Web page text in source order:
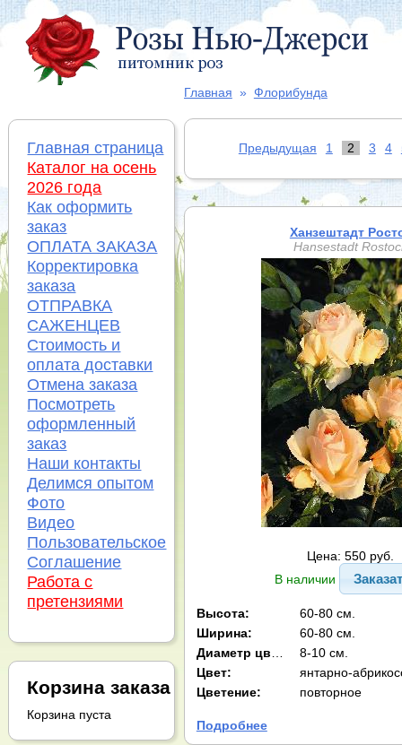
Главная » Флорибунда
Предыдущая 1 2 3 4
Ханзештадт
Hansestadt
Цена: 550 руб.
В наличии
Высота:
60-80 см.
Ширина:
60-80 см.
Диаметр цв-ка:
8-10 см.
Цвет:
янтарно-
Цветение:
повторное
Подробнее
Главная страница
Каталог на осень
2026 года
Как оформить
заказ
ОПЛАТА ЗАКАЗА
Корректировка
заказа
ОТПРАВКА
САЖЕНЦЕВ
Стоимость и
оплата доставки
Отмена заказа
Посмотреть
оформленный
заказ
Наши контакты
Делимся опытом
Фото
Видео
Пользовательское
Соглашение
Работа с
претензиями
Корзина заказа
Корзина пуста